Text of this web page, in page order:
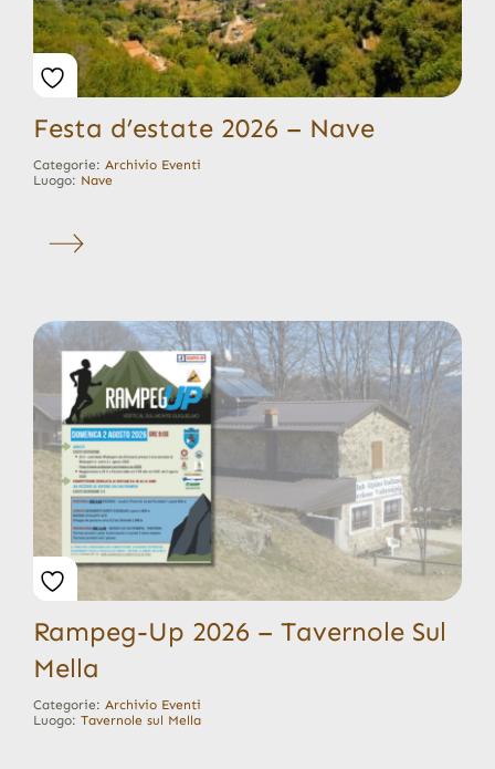
Festa d’estate 2026 – Nave
Categorie: Archivio Eventi
Luogo: Nave
Rampeg-Up 2026 – Tavernole Sul
Mella
Categorie: Archivio Eventi
Luogo: Tavernole sul Mella